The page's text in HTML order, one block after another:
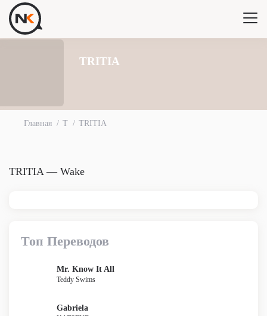
TRITIA
Главная T TRITIA
TRITIA — Wake
Топ Переводов
Mr. Know It All
Teddy Swims
Gabriela